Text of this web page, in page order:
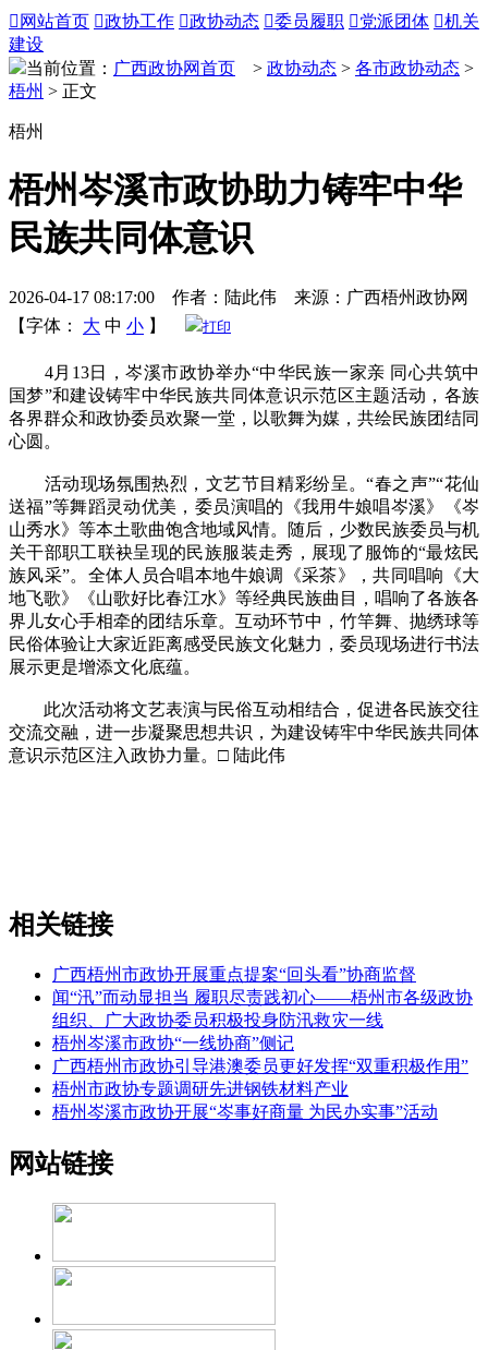
 网站首页 政协工作 政协动态 委员履职 党派团体 机关
建设
当前位置： 广西政协网首页 > 政协动态 > 各市政协动态 >
梧州 > 正文
梧州
梧州岑溪市政协助力铸牢中华
民族共同体意识
2026-04-17 08:17:00 作者：陆此伟 来源：广西梧州政协网
【字体：
大 中 小 】 打印
4月13日，岑溪市政协举办“中华民族一家亲 同心共筑中
国梦”和建设铸牢中华民族共同体意识示范区主题活动，各族
各界群众和政协委员欢聚一堂，以歌舞为媒，共绘民族团结同
心圆。
活动现场氛围热烈，文艺节目精彩纷呈。“春之声”“花仙
送福”等舞蹈灵动优美，委员演唱的《我用牛娘唱岑溪》《岑
山秀水》等本土歌曲饱含地域风情。随后，少数民族委员与机
关干部职工联袂呈现的民族服装走秀，展现了服饰的“最炫民
族风采”。全体人员合唱本地牛娘调《采茶》，共同唱响《大
地飞歌》《山歌好比春江水》等经典民族曲目，唱响了各族各
界儿女心手相牵的团结乐章。互动环节中，竹竿舞、抛绣球等
民俗体验让大家近距离感受民族文化魅力，委员现场进行书法
展示更是增添文化底蕴。
此次活动将文艺表演与民俗互动相结合，促进各民族交往
交流交融，进一步凝聚思想共识，为建设铸牢中华民族共同体
意识示范区注入政协力量。□ 陆此伟
相关链接
广西梧州市政协开展重点提案“回头看”协商监督
闻“汛”而动显担当 履职尽责践初心——梧州市各级政协
组织、广大政协委员积极投身防汛救灾一线
梧州岑溪市政协“一线协商”侧记
广西梧州市政协引导港澳委员更好发挥“双重积极作用”
梧州市政协专题调研先进钢铁材料产业
梧州岑溪市政协开展“岑事好商量 为民办实事”活动
网站链接